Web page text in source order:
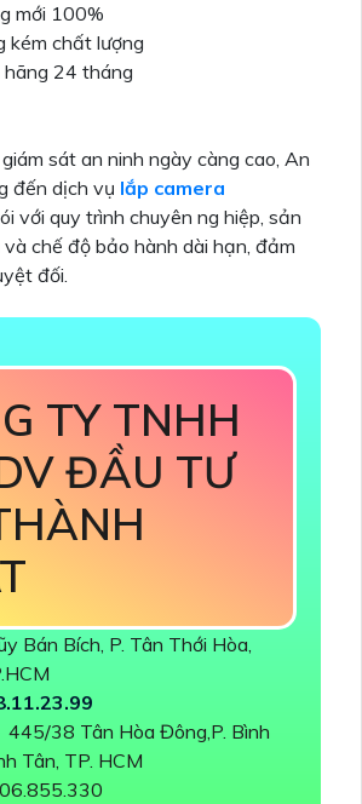
mới 100%
kém chất lượng
24 tháng
sát an ninh ngày càng cao, An
đến dịch vụ lắp camera
với quy trình chuyên ng hiệp, sản
chế độ bảo hành dài hạn, đảm
đối.
TY TNHH
ĐẦU TƯ
Bán Bích, P. Tân Thới Hòa,
445/38 Tân Hòa Đông,P. Bình
Tân, TP. HCM